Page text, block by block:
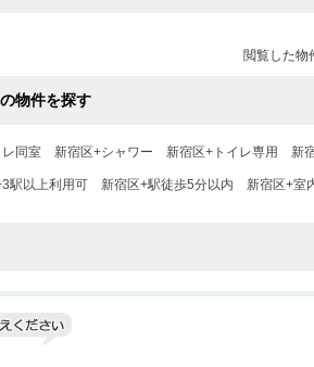
閲覧した物
物件を探す
同室 新宿区+シャワー 新宿区+トイレ専用 新
駅以上利用可 新宿区+駅徒歩5分以内 新宿区+室